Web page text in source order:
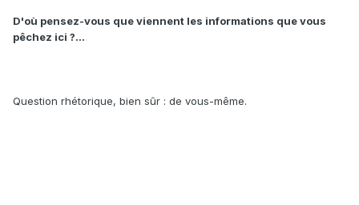
D'où pensez-vous que viennent les informations que vous
pêchez ici ?...
Question rhétorique, bien sûr : de vous-même.